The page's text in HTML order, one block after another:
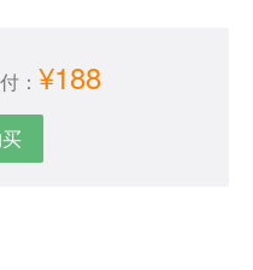
： ¥188